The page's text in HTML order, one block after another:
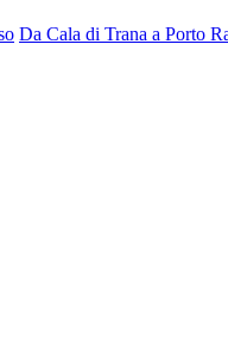
Da Cala di Trana a Porto